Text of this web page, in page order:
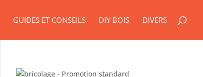
GUIDES ET CONSEILS DIY BOIS DIVERS